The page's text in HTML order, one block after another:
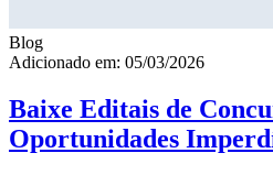
Blog
Adicionado em: 05/03/2026
Baixe Editais de
Oportunidades